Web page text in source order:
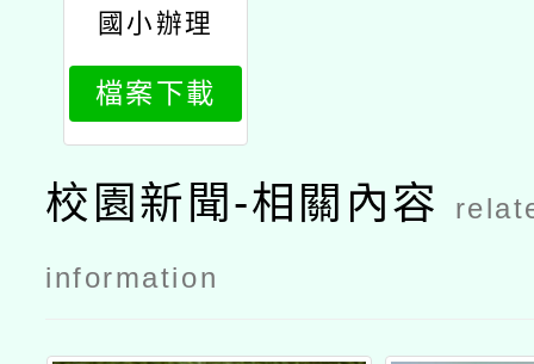
國小辦理
「2026第一
屆『中寮安
溪城隍廟
盃』全國書
法比賽」活
動簡章
檔案下載
校園新聞-相關內容
information